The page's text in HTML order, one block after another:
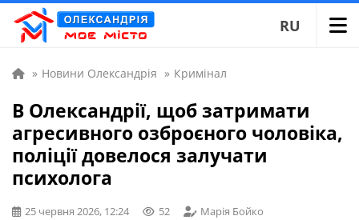
RU
» Новини Олександрія » Кримінал
В Олександрії, щоб затримати
агресивного озброєного чоловіка,
поліції довелося залучати
психолога
25 червня 2026, 12:24 52 Марія Бойко